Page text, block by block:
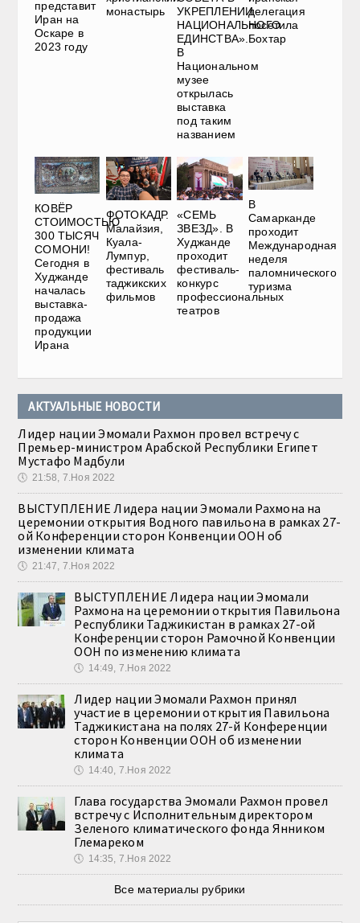
представит
Иран на
Оскаре в
2023 году
монастырь
УКРЕПЛЕНИИ
НАЦИОНАЛЬНОГО
ЕДИНСТВА».
В
Национальном
музее
открылась
выставка
под таким
названием
делегация
посетила
Бохтар
КОВЁР
СТОИМОСТЬЮ
300 ТЫСЯЧ
СОМОНИ!
Сегодня в
Худжанде
началась
выставка-
продажа
продукции
Ирана
ФОТОКАДР.
Малайзия,
Куала-
Лумпур,
фестиваль
таджикских
фильмов
«СЕМЬ
ЗВЕЗД». В
Худжанде
проходит
фестиваль-
конкурс
профессиональных
театров
В
Самарканде
проходит
Международная
неделя
паломнического
туризма
АКТУАЛЬНЫЕ НОВОСТИ
Лидер нации Эмомали Рахмон провел встречу с
Премьер-министром Арабской Республики Египет
Мустафо Мадбули
🕔 21:58, 7.Ноя 2022
ВЫСТУПЛЕНИЕ Лидера нации Эмомали Рахмона на
церемонии открытия Водного павильона в рамках 27-
ой Конференции сторон Конвенции ООН об
изменении климата
🕔 21:47, 7.Ноя 2022
ВЫСТУПЛЕНИЕ Лидера нации Эмомали
Рахмона на церемонии открытия Павильона
Республики Таджикистан в рамках 27-ой
Конференции сторон Рамочной Конвенции
ООН по изменению климата
🕔 14:49, 7.Ноя 2022
Лидер нации Эмомали Рахмон принял
участие в церемонии открытия Павильона
Таджикистана на полях 27-й Конференции
сторон Конвенции ООН об изменении
климата
🕔 14:40, 7.Ноя 2022
Глава государства Эмомали Рахмон провел
встречу с Исполнительным директором
Зеленого климатического фонда Янником
Глемареком
🕔 14:35, 7.Ноя 2022
Все материалы рубрики